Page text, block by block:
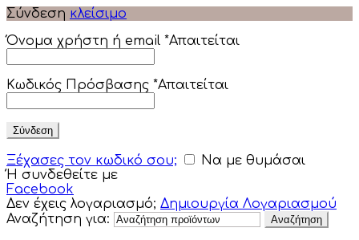
Σύνδεση κλείσιμο
Όνομα χρήστη ή email *Απαιτείται
Κωδικός Πρόσβασης *Απαιτείται
Σύνδεση
Ξέχασες τον κωδικό σου;
Να με θυμάσαι
Ή συνδεθείτε με
Facebook
Δεν έχεις λογαριασμό; Δημιουργία Λογαριασμού
Αναζήτηση για:
Αναζήτηση